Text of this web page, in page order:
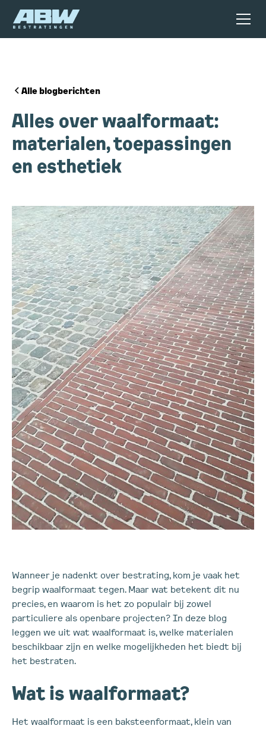
Alle blogberichten
Alles over waalformaat:
materialen, toepassingen
en esthetiek
Wanneer je nadenkt over bestrating, kom je vaak het
begrip waalformaat tegen. Maar wat betekent dit nu
precies, en waarom is het zo populair bij zowel
particuliere als openbare projecten? In deze blog
leggen we uit wat waalformaat is, welke materialen
beschikbaar zijn en welke mogelijkheden het biedt bij
het bestraten.
Wat is waalformaat?
Het waalformaat is een baksteenformaat, klein van